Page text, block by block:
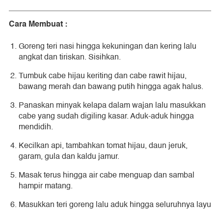
Cara Membuat :
Goreng teri nasi hingga kekuningan dan kering lalu
angkat dan tiriskan. Sisihkan.
Tumbuk cabe hijau keriting dan cabe rawit hijau,
bawang merah dan bawang putih hingga agak halus.
Panaskan minyak kelapa dalam wajan lalu masukkan
cabe yang sudah digiling kasar. Aduk-aduk hingga
mendidih.
Kecilkan api, tambahkan tomat hijau, daun jeruk,
garam, gula dan kaldu jamur.
Masak terus hingga air cabe menguap dan sambal
hampir matang.
Masukkan teri goreng lalu aduk hingga seluruhnya layu